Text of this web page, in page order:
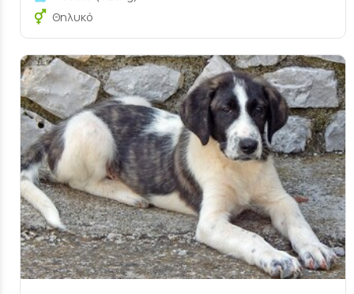
Θηλυκό